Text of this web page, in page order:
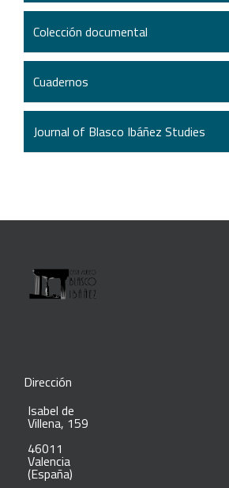
Colección documental
Cuadernos
Journal of Blasco Ibáñez Studies
Dirección
Isabel de
Villena, 159
46011
Valencia
(España)